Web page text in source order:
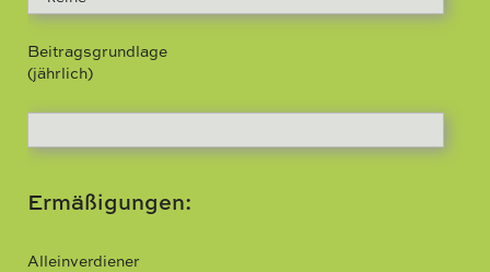
Beitragsgrundlage
(jährlich)
Ermäßigungen:
Alleinverdiener